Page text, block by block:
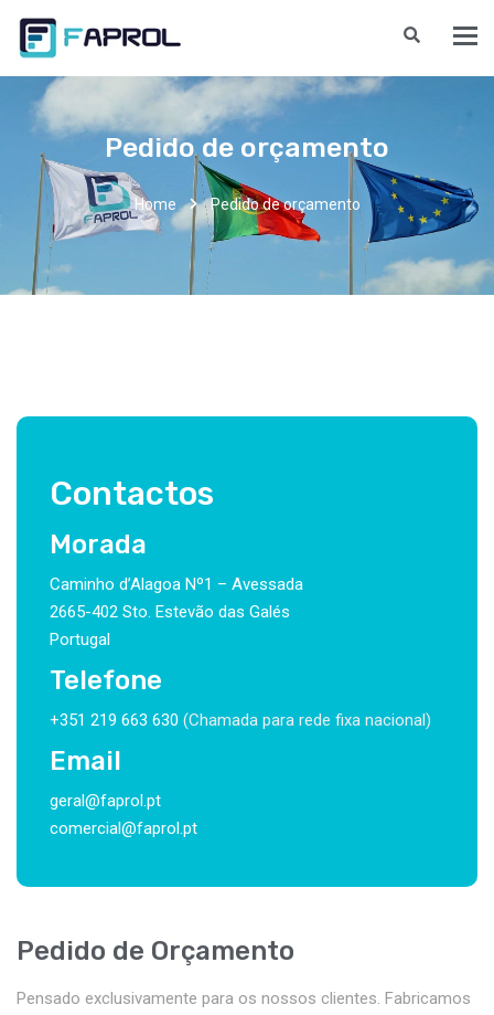
Pedido de orçamento
Home Pedido de orçamento
Contactos
Morada
Caminho d’Alagoa Nº1 – Avessada
2665-402 Sto. Estevão das Galés
Portugal
Telefone
+351 219 663 630 (Chamada para rede fixa nacional)
Email
geral@faprol.pt
comercial@faprol.pt
Pedido de Orçamento
Pensado exclusivamente para os nossos clientes. Fabricamos